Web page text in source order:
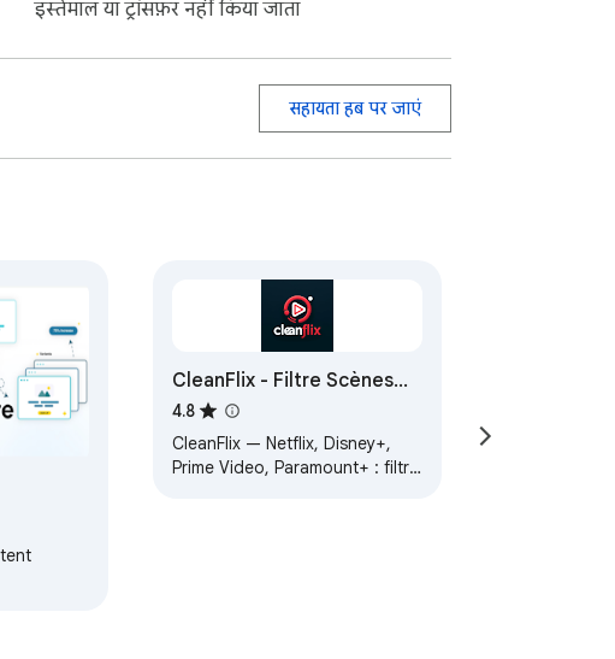
इस्तेमाल या ट्रांसफ़र नहीं किया जाता
सहायता हब पर जाएं
CleanFlix - Filtre Scènes
Sensibles & Contrôle du
Contenu Netflix
4.8
CleanFlix — Netflix, Disney+,
Prime Video, Paramount+ : filtre